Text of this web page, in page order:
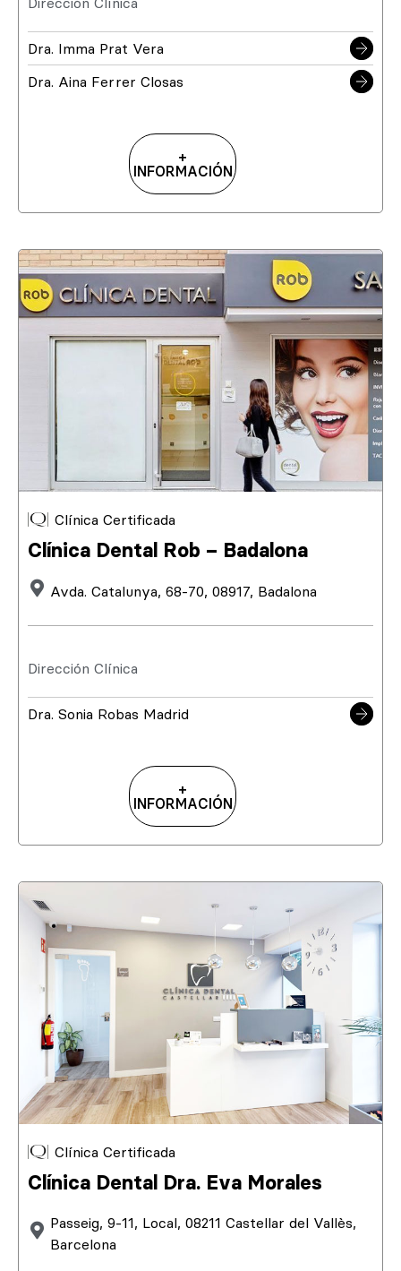
Dra. Imma Prat Vera
Dra. Aina Ferrer Closas
+
INFORMACIÓN
Clínica Certificada
Clínica Dental Rob – Badalona
Avda. Catalunya, 68-70, 08917, Badalona
Dirección Clínica
Dra. Sonia Robas Madrid
+
INFORMACIÓN
Clínica Certificada
Clínica Dental Dra. Eva Morales
Passeig, 9-11, Local, 08211 Castellar del Vallès,
Barcelona